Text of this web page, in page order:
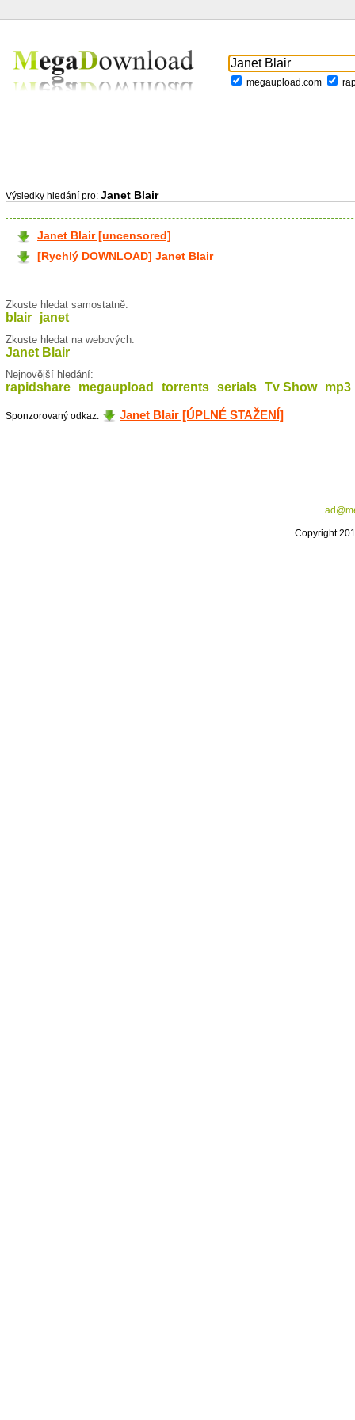
megaupload.com
Výsledky hledání pro: Janet Blair
Janet Blair [uncensored]
[Rychlý DOWNLOAD] Janet Blair
Zkuste hledat samostatně:
blair janet
Zkuste hledat na webových:
Janet Blair
Nejnovější hledání:
rapidshare megaupload torrents serials Tv Show mp3
Sponzorovaný odkaz: Janet Blair [ÚPLNÉ STAŽENÍ]
Copyright